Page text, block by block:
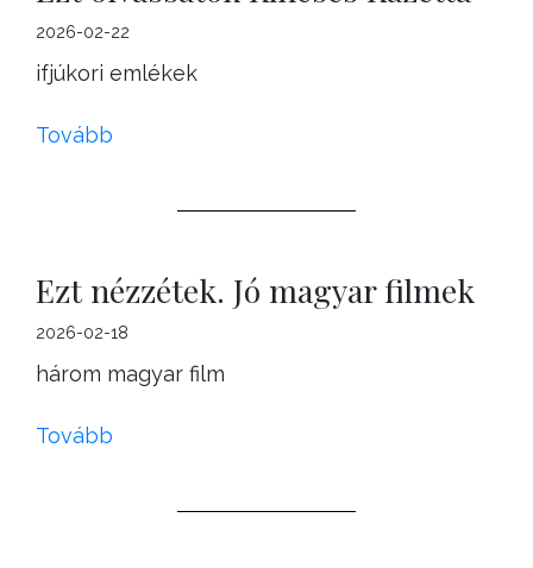
2026-02-22
ifjúkori emlékek
Tovább
Ezt nézzétek. Jó magyar filmek
2026-02-18
három magyar film
Tovább